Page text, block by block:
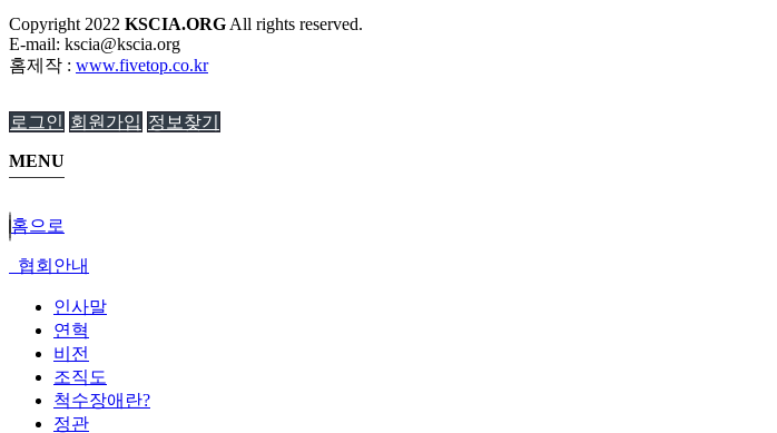
Copyright 2022 KSCIA.ORG All rights reserved.
E-mail: kscia@kscia.org
홈제작 : www.fivetop.co.kr
로그인 회원가입 정보찾기
MENU
홈으로
협회안내
인사말
연혁
비전
조직도
척수장애란?
정관